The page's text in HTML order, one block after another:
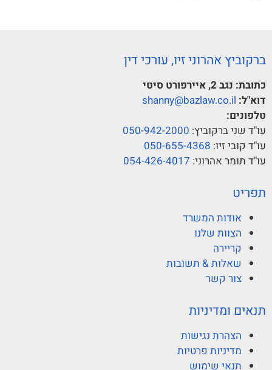
ברקוביץ אהרוני זיו, עורכי דין
כתובת: נגב 2, איירפורט סיטי
דוא"ל: shanny@bazlaw.co.il
טלפונים:
עו"ד שני ברקוביץ: 050-942-2000
עו"ד קובי זיו: 050-655-4368
עו"ד תומר אהרוני: 054-426-4017
תפריט
אודות המשרד
הצוות שלנו
קריירה
שאלות & תשובות
צור קשר
תנאים ומדיניות
הצהרת נגישות
מדיניות פרטיות
תנאי שימוש